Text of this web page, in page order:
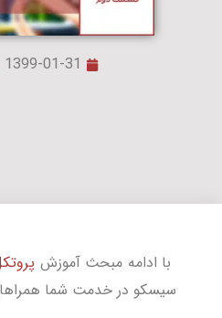
1399-01-31
با ادامه مبحث آموزش
سیسکو در خدمت شما